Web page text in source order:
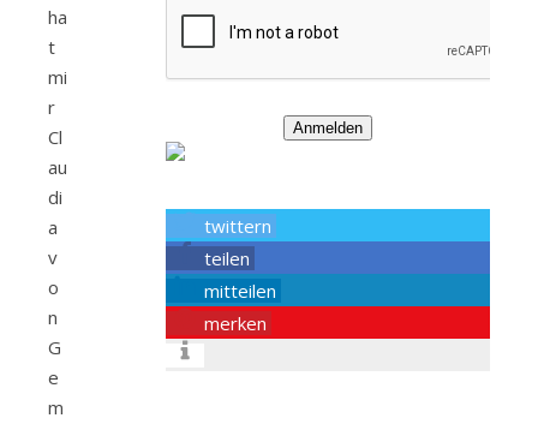
ha
t
mi
r
Cl
au
di
a
v
o
n
G
e
m
Anmelden
twittern
teilen
mitteilen
merken